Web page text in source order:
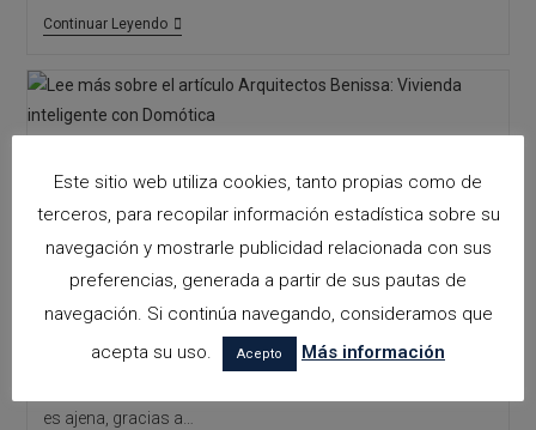
Continuar LeyendoArquitectos
Integrales
Viviendas
Unifamiliares
ARQUITECTOS BENISSA:
VIVIENDA INTELIGENTE CON
DOMÓTICA
La evolución de la tecnología ha tenido influencia en todas
las áreas la sociedad, haciéndose indispensable en
es ajena, gracias a…
Este sitio web utiliza cookies, tanto propias como de
terceros, para recopilar información estadística sobre su
navegación y mostrarle publicidad relacionada con sus
preferencias, generada a partir de sus pautas de
navegación. Si continúa navegando, consideramos que
acepta su uso.
Acepto Más información